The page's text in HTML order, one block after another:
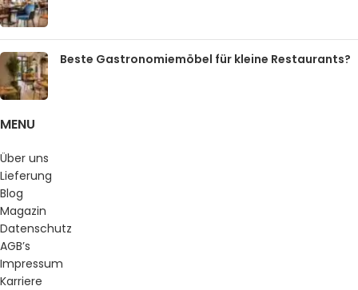
Beste Gastronomiemöbel für kleine Restaurants?
MENU
Über uns
Lieferung
Blog
Magazin
Datenschutz
AGB’s
Impressum
Karriere